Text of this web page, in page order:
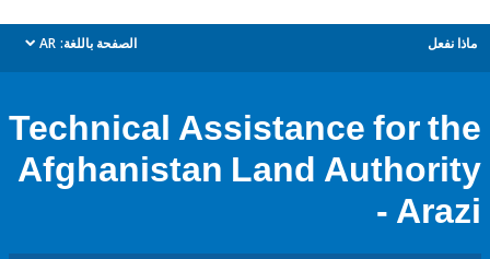
الصفحة باللغة: AR
dropdown
Technical Assistance for
Afghanistan Land
-